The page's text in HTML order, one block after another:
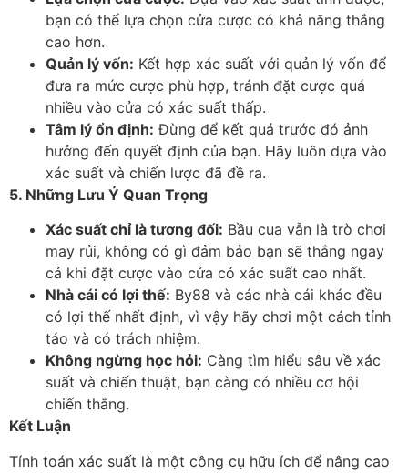
bạn có thể lựa chọn cửa cược có khả năng thắng
cao hơn.
Quản lý vốn: Kết hợp xác suất với quản lý vốn để
đưa ra mức cược phù hợp, tránh đặt cược quá
nhiều vào cửa có xác suất thấp.
Tâm lý ổn định: Đừng để kết quả trước đó ảnh
hưởng đến quyết định của bạn. Hãy luôn dựa vào
xác suất và chiến lược đã đề ra.
5. Những Lưu Ý Quan Trọng
Xác suất chỉ là tương đối: Bầu cua vẫn là trò chơi
may rủi, không có gì đảm bảo bạn sẽ thắng ngay
cả khi đặt cược vào cửa có xác suất cao nhất.
Nhà cái có lợi thế: By88 và các nhà cái khác đều
có lợi thế nhất định, vì vậy hãy chơi một cách tỉnh
táo và có trách nhiệm.
Không ngừng học hỏi: Càng tìm hiểu sâu về xác
suất và chiến thuật, bạn càng có nhiều cơ hội
chiến thắng.
Kết Luận
Tính toán xác suất là một công cụ hữu ích để nâng cao